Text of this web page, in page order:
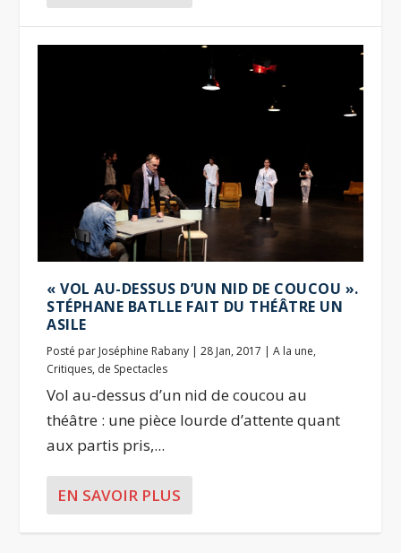
« VOL AU-DESSUS D’UN NID DE COUCOU ».
STÉPHANE BATLLE FAIT DU THÉÂTRE UN
ASILE
Posté par Joséphine Rabany |28 Jan, 2017 |A la une,
Critiques, de Spectacles
Vol au-dessus d’un nid de coucou au
théâtre : une pièce lourde d’attente quant
aux partis pris,...
EN SAVOIR PLUS